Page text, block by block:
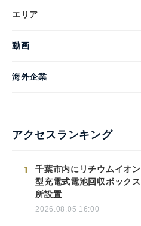
エリア
動画
海外企業
アクセスランキング
1
千葉市内にリチウムイオ
型充電式電池回収ボック
所設置
2026.08.05 16:00